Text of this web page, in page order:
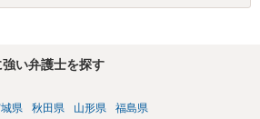
は必須だと考えます。
い弁護士を探す
県 秋田県 山形県 福島県